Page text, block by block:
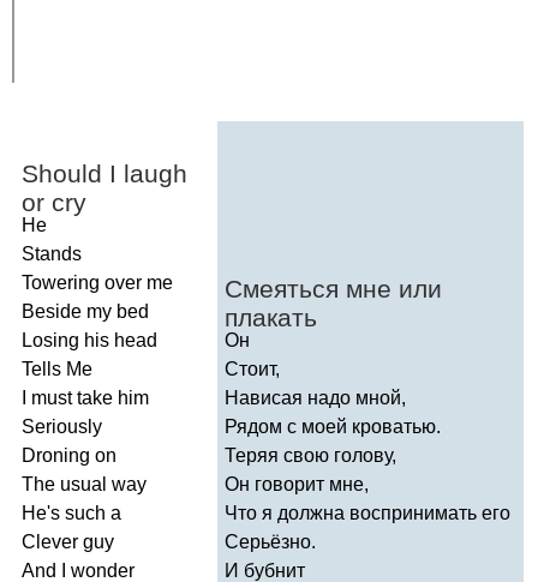
Should I laugh
or cry
He
Stands
Towering over me
Beside my bed
Losing his head
Tells Me
must take him
Seriously
Droning on
The usual way
He's such a
Clever guy
And
wonder
Смеяться мне или
плакать
Он
Стоит,
Нависая надо мной,
Рядом с моей кроватью.
Теряя свою голову,
Он говорит мне,
Что я должна воспринимать его
Серьёзно.
И бубнит